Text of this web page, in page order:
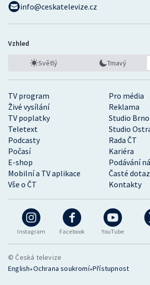
Instagram Facebook YouTube
TV program
Pro média
Živé vysílání
Reklama
TV poplatky
Studio Brno
Teletext
Studio
Podcasty
Rada ČT
Počasí
Kariéra
E-shop
Podávání
Mobilní a TV aplikace
Časté
Vše o ČT
Kontakty
info@ceskatelevize.cz
Vzhled
Světlý Tmavý
© Česká televize
English•Ochrana soukromí•Přístupnost